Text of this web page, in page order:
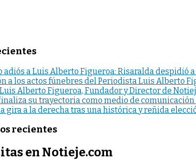
adiós a Luis Alberto Figueroa: Risaralda despidió
a los actos fúnebres del Periodista Luis Alberto
Alberto Figueroa, Fundador y Director de
su trayectoria como medio de
gira a la derecha tras una histórica y reñida
recientes
en Notieje.com